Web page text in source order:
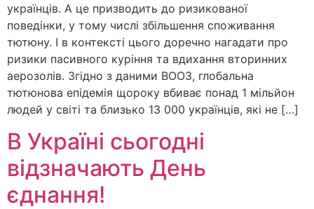
українців. А це призводить до ризикованої
поведінки, у тому числі збільшення споживання
тютюну. І в контексті цього доречно нагадати про
ризики пасивного куріння та вдихання вторинних
аерозолів. Згідно з даними ВООЗ, глобальна
тютюнова епідемія щороку вбиває понад 1 мільйон
людей у світі та близько 13 000 українців, які не […]
В Україні сьогодні
відзначають День
єднання!